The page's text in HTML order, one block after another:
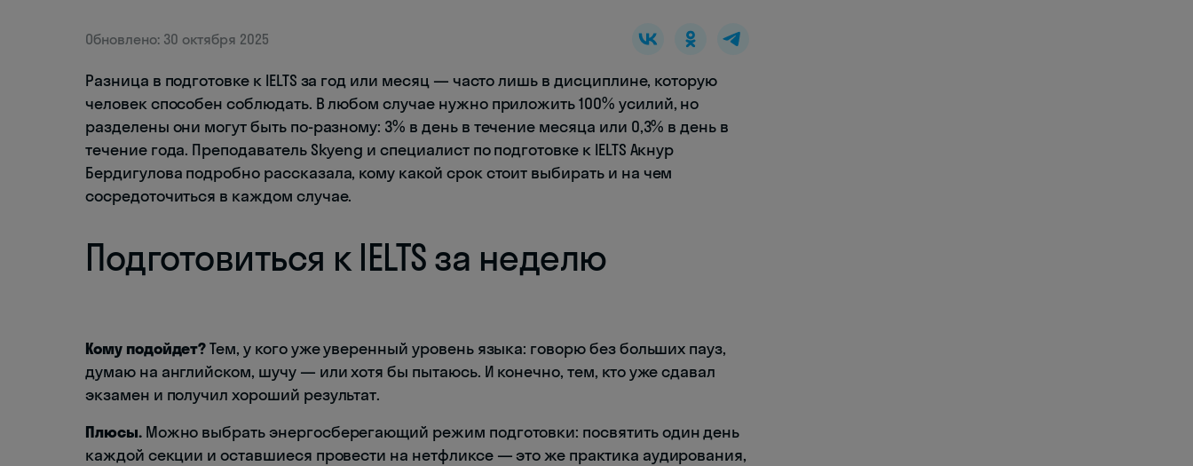
Обновлено: 30 октября 2025
Разница в подготовке к IELTS за год или месяц — часто лишь в дисциплине, которую
человек способен соблюдать. В любом случае нужно приложить 100% усилий, но
разделены они могут быть по-разному: 3% в день в течение месяца или 0,3% в день в
течение года. Преподаватель Skyeng и специалист по подготовке к IELTS Акнур
Бердигулова подробно рассказала, кому какой срок стоит выбирать и на чем
сосредоточиться в каждом случае.
Подготовиться к IELTS за неделю
Кому подойдет?Тем, у кого уже уверенный уровень языка: говорю без больших пауз,
думаю на английском, шучу — или хотя бы пытаюсь. И конечно, тем, кто уже сдавал
экзамен и получил хороший результат.
Плюсы. Можно выбрать энергосберегающий режим подготовки: посвятить один день
каждой секции и оставшиеся провести на нетфликсе — это же практика аудирования,